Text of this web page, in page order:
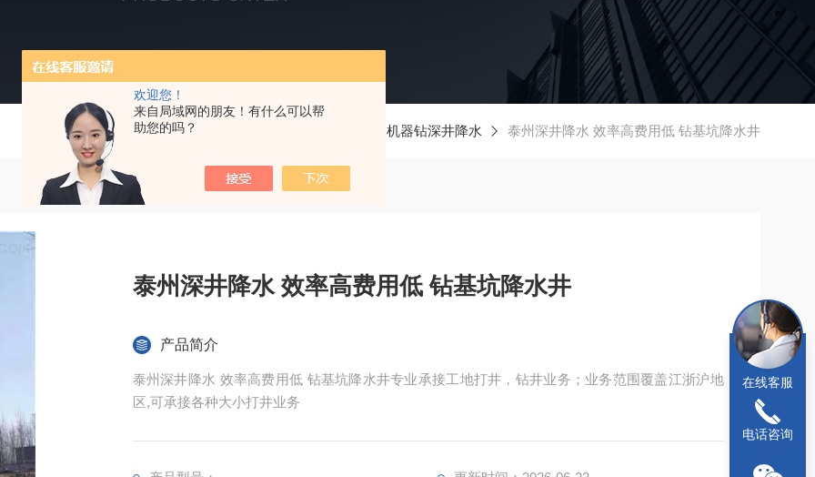
欢迎您！
来自局域网的朋友！有什么可以帮
助您的吗？
当前位置： 首页 机器钻深井降水 泰州深井降水 效率高费用低 钻基坑降水井
泰州深井降水 效率高费用低 钻基坑降水井
产品简介
泰州深井降水 效率高费用低 钻基坑降水井专业承接工地打井，钻井业务；业务范围覆盖江浙沪地
区,可承接各种大小打井业务
在线客服
电话咨询